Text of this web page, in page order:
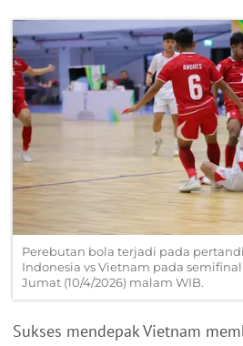
Perebutan bola terjadi pada
Indonesia vs Vietnam pada semifinal
Jumat (10/4/2026) malam WIB.
Sukses mendepak Vietnam